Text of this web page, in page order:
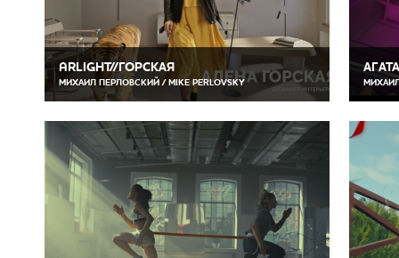
ARLIGHT//ГОРСКАЯ
МИХАИЛ ПЕРЛОВСКИЙ / MIKE PERLOVSKY МИХАИЛ